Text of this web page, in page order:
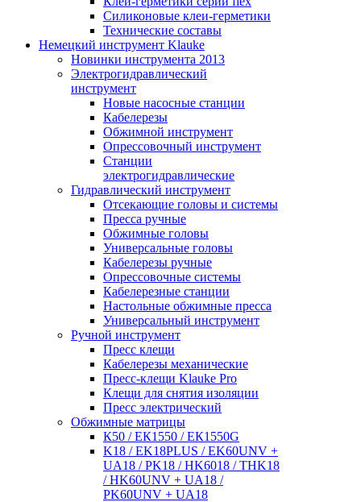
Силиконовые клеи-герметики
Технические составы
Немецкий инструмент Klauke
Новинки инструмента 2013
Электрогидравлический
инструмент
Новые насосные станции
Кабелерезы
Обжимной инструмент
Опрессовочный инструмент
Станции
электрогидравлические
Гидравлический инструмент
Отсекающие головы и системы
Пресса ручные
Обжимные головы
Универсальные головы
Кабелерезы ручные
Опрессовочные системы
Кабелерезные станции
Настольные обжимные пресса
Универсальный инструмент
Ручной инструмент
Пресс клещи
Кабелерезы механические
Пресс-клещи Klauke Pro
Клещи для снятия изоляции
Пресс электрический
Обжимные матрицы
К50 / ЕК1550 / ЕК1550G
K18 / EK18PLUS / EK60UNV +
UA18 / PK18 / HK6018 / THK18
/ HK60UNV + UA18 /
PK60UNV + UA18